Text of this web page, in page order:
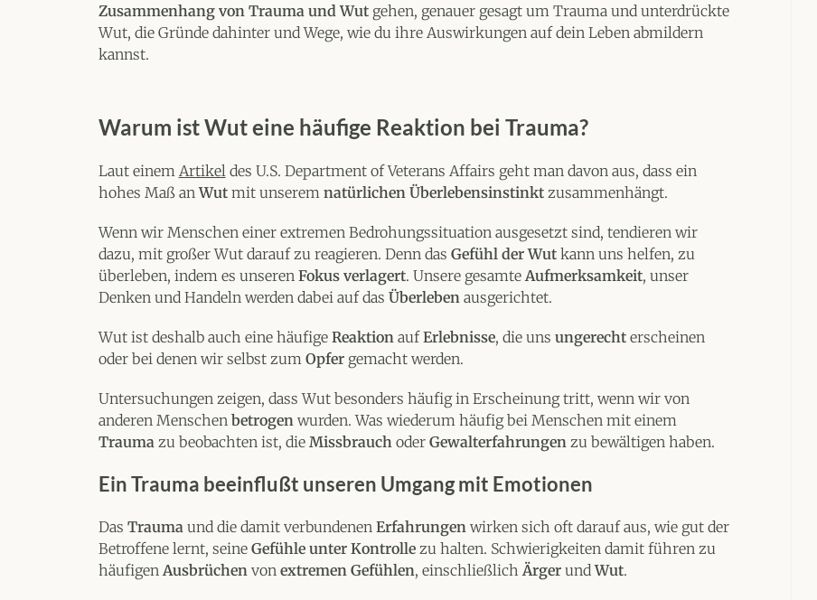
Zusammenhang von Trauma und Wutgehen, genauer gesagt um Trauma und unterdrückte
Wut, die Gründe dahinter und Wege, wie du ihre Auswirkungen auf dein Leben abmildern
kannst.
Warum ist Wut eine häufige Reaktion bei Trauma?
Laut einem Artikeldes U.S. Department of Veterans Affairs geht man davon aus, dass ein
hohes Maß anWut mit unserem natürlichen Überlebensinstinktzusammenhängt.
Wenn wir Menschen einer extremen Bedrohungssituation ausgesetzt sind, tendieren wir
dazu, mit großer Wut darauf zu reagieren. Denn das Gefühl der Wutkann uns helfen, zu
überleben, indem es unseren Fokus verlagert. Unsere gesamte Aufmerksamkeit, unser
Denken und Handeln werden dabei auf das Überleben ausgerichtet.
Wut ist deshalb auch eine häufige Reaktion aufErlebnisse, die uns ungerecht erscheinen
oder bei denen wir selbst zum Opfer gemacht werden.
Untersuchungen zeigen, dass Wut besonders häufig in Erscheinung tritt, wenn wir von
anderen Menschen betrogen wurden. Was wiederum häufig bei Menschen mit einem
Trauma zu beobachten ist, die Missbrauch oder Gewalterfahrungen zu bewältigen haben.
Ein Trauma beeinflußt unseren Umgang mit Emotionen
Das Trauma und die damit verbundenen Erfahrungen wirken sich oft darauf aus, wie gut der
Betroffene lernt, seine Gefühle unter Kontrollezu halten. Schwierigkeiten damit führen zu
häufigen Ausbrüchen von extremen Gefühlen, einschließlich Ärger undWut.